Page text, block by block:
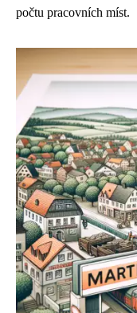
počtu pracovních míst.